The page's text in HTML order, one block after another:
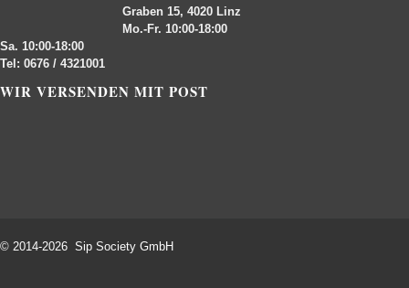
Graben 15, 4020 Linz
Mo.-Fr. 10:00-18:00
Sa. 10:00-18:00
Tel: 0676 / 4321001
WIR VERSENDEN MIT POST
© 2014-2026 Sip Society GmbH